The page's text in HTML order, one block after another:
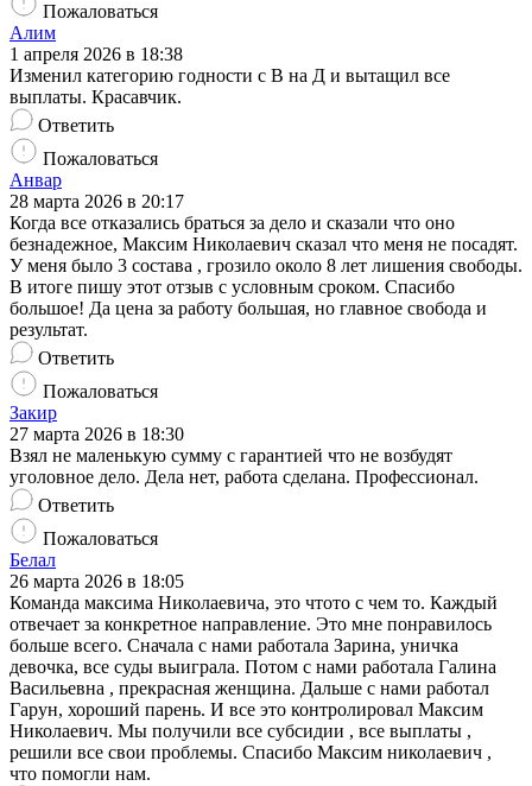
Пожаловаться
Алим
1 апреля 2026 в 18:38
Изменил категорию годности с В на Д и вытащил все
выплаты. Красавчик.
Ответить
Пожаловаться
Анвар
28 марта 2026 в 20:17
Когда все отказались браться за дело и сказали что оно
безнадежное, Максим Николаевич сказал что меня не посадят.
У меня было 3 состава , грозило около 8 лет лишения свободы.
В итоге пишу этот отзыв с условным сроком. Спасибо
большое! Да цена за работу большая, но главное свобода и
результат.
Ответить
Пожаловаться
Закир
27 марта 2026 в 18:30
Взял не маленькую сумму с гарантией что не возбудят
уголовное дело. Дела нет, работа сделана. Профессионал.
Ответить
Пожаловаться
Белал
26 марта 2026 в 18:05
Команда максима Николаевича, это чтото с чем то. Каждый
отвечает за конкретное направление. Это мне понравилось
больше всего. Сначала с нами работала Зарина, уничка
девочка, все суды выиграла. Потом с нами работала Галина
Васильевна , прекрасная женщина. Дальше с нами работал
Гарун, хороший парень. И все это контролировал Максим
Николаевич. Мы получили все субсидии , все выплаты ,
решили все свои проблемы. Спасибо Максим николаевич ,
что помогли нам.